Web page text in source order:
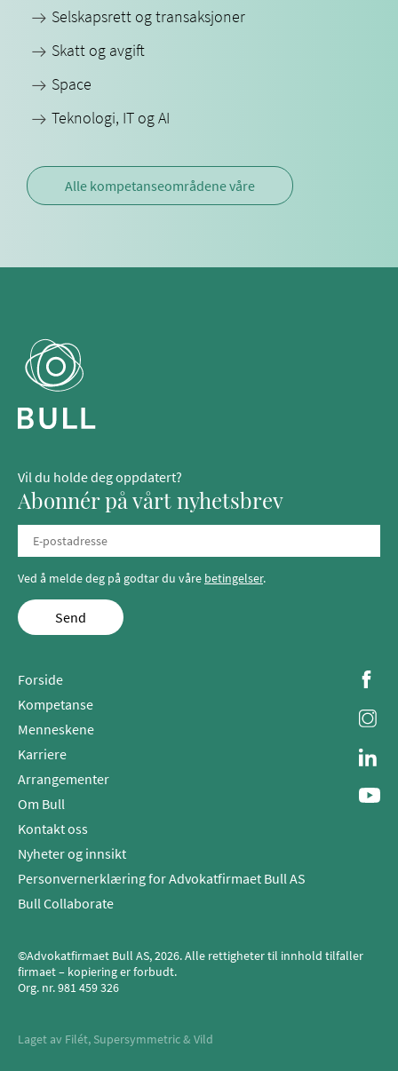
Selskapsrett og transaksjoner
Skatt og avgift
Space
Teknologi, IT og AI
Alle kompetanseområdene våre
Vil du holde deg oppdatert?
Abonnér på vårt nyhetsbrev
Ved å melde deg på godtar du våre betingelser.
Send
Forside
Kompetanse
Menneskene
Karriere
Arrangementer
Om Bull
Kontakt oss
Nyheter og innsikt
Personvernerklæring for Advokatfirmaet Bull AS
Bull Collaborate
©Advokatfirmaet Bull AS, 2026. Alle rettigheter til innhold tilfaller
firmaet – kopiering er forbudt.
Org. nr.981 459 326
Laget av Filét, Supersymmetric& Vild